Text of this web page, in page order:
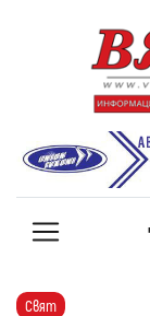
Свят